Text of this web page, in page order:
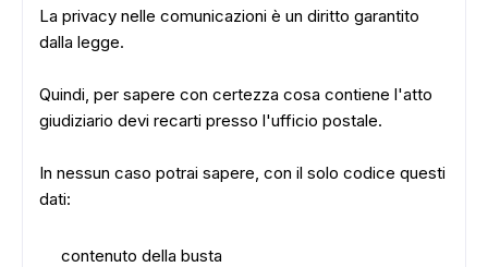
La privacy nelle comunicazioni è un diritto garantito
dalla legge.
Quindi, per sapere con certezza cosa contiene l'atto
giudiziario devi recarti presso l'ufficio postale.
In nessun caso potrai sapere, con il solo codice questi
dati:
contenuto della busta